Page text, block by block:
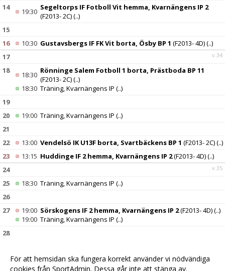
14
19:30 Segeltorps IF Fotboll Vit hemma, Kvarnängens IP 2
(F2013- 2C)(..)
15
16
10:30 Gustavsbergs IF FK Vit borta, Ösby BP 1 (F2013- 4D)(..)
v.34
17
18
18:30 Rönninge Salem Fotboll 1 borta, Prästboda BP 11
(F2013- 2C)(..)
18:30 Träning, Kvarnängens IP (..)
19
20
19:00 Träning, Kvarnängens IP (..)
21
22
13:00 Vendelsö IK U13F borta, Svartbäckens BP 1 (F2013- 2C)(..)
23
13:15 Huddinge IF 2 hemma, Kvarnängens IP 2(F2013- 4D)(..)
v.35
24
25
18:30 Träning, Kvarnängens IP (..)
26
27
19:00 Sörskogens IF 2 hemma, Kvarnängens IP 2(F2013- 4D)(..)
19:00 Träning, Kvarnängens IP (..)
28
10:00Västerhaninge IF borta, Hanvedens IP 22(F2013- 4D)
För att hemsidan ska fungera korrekt använder vi nödvändiga
cookies från SportAdmin. Dessa går inte att stänga av.